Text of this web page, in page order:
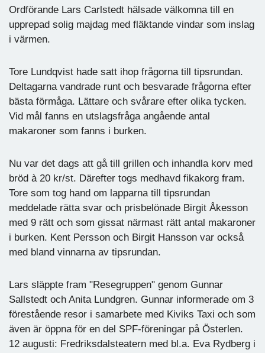
Ordförande Lars Carlstedt hälsade välkomna till en
upprepad solig majdag med fläktande vindar som inslag
i värmen.
Tore Lundqvist hade satt ihop frågorna till tipsrundan.
Deltagarna vandrade runt och besvarade frågorna efter
bästa förmåga. Lättare och svårare efter olika tycken.
Vid mål fanns en utslagsfråga angående antal
makaroner som fanns i burken.
Nu var det dags att gå till grillen och inhandla korv med
bröd à 20 kr/st. Därefter togs medhavd fikakorg fram.
Tore som tog hand om lapparna till tipsrundan
meddelade rätta svar och prisbelönade Birgit Åkesson
med 9 rätt och som gissat närmast rätt antal makaroner
i burken. Kent Persson och Birgit Hansson var också
med bland vinnarna av tipsrundan.
Lars släppte fram "Resegruppen" genom Gunnar
Sallstedt och Anita Lundgren. Gunnar informerade om 3
förestående resor i samarbete med Kiviks Taxi och som
även är öppna för en del SPF-föreningar på Österlen.
12 augusti: Fredriksdalsteatern med bl.a. Eva Rydberg i